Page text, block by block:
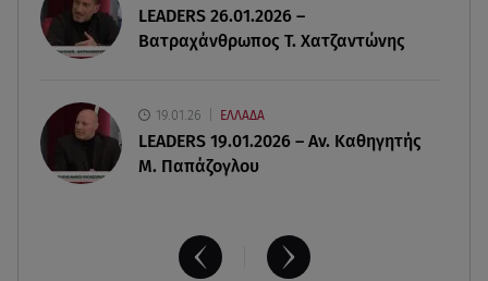
LEADERS 26.01.2026 –
Βατραχάνθρωπος Τ. Χατζαντώνης
19.01.26 ΕΛΛΑΔΑ
LEADERS 19.01.2026 – Αν. Καθηγητής
Μ. Παπάζογλου